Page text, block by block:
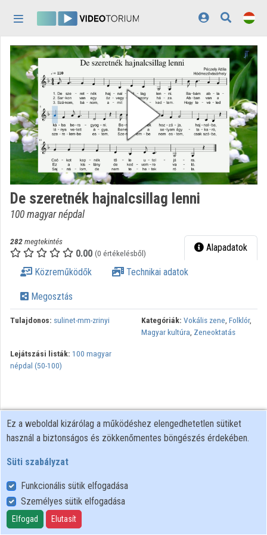
Kezdőlap
Bejelentkezés
Felfedezés
Kategóriák
Lejátszási listák
Intézmények
Közreműködők
De szeretnék hajnalcsillag lenni
100 magyar népdal
282megtekintés
0.00 (0 értékelésből) Alapadatok
Közreműködők Technikai adatok
Megosztás
Tulajdonos: sulinet-mm-zrinyi Kategóriák: Vokális zene, Folklór,
Magyar kultúra, Zeneoktatás
Lejátszási listák: 100 magyar
népdal (50-100)
Felhasználói szabályzat
Adatkezelési tájékoztató
Süti szabályzat
Ez a weboldal kizárólag a működéshez elengedhetetlen sütiket
használ a biztonságos és zökkenőmentes böngészés érdekében.
Süti szabályzat
Funkcionális sütik elfogadása
Személyes sütik elfogadása
Elfogad Elutasít